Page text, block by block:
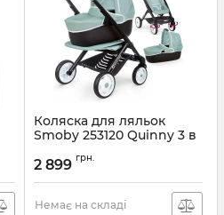
Коляска для ляльок
Smoby 253120 Quinny 3 в
2 899 грн.
Немає на складі